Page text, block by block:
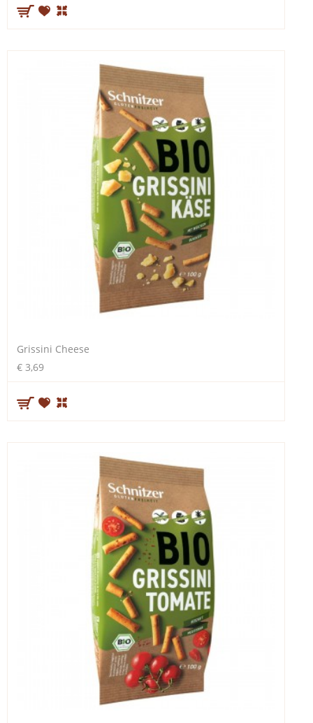
Grissini Cheese
€ 3,69